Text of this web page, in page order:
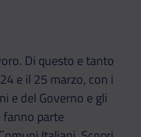
Di questo e tanto
e il 25 marzo, con i
e del Governo e gli
parte